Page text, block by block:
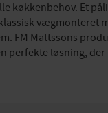
køkkenbehov. Et
vægmonteret
FM Mattssons
perfekte løsning,